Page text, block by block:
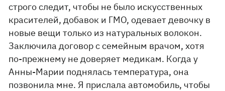
строго следит, чтобы не было искусственных
красителей, добавок и ГМО, одевает девочку в
новые вещи только из натуральных волокон.
Заключила договор с семейным врачом, хотя
по-прежнему не доверяет медикам. Когда у
Анны-Марии поднялась температура, она
позвонила мне. Я прислала автомобиль, чтобы